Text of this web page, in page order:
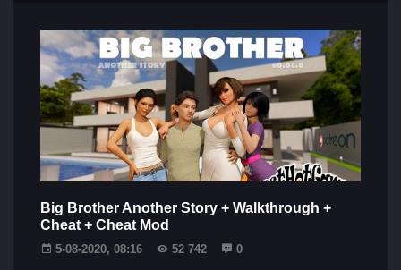
Big Brother Another Story + Walkthrough +
Cheat + Cheat Mod
5-08-2020, 08:16 52 742 0